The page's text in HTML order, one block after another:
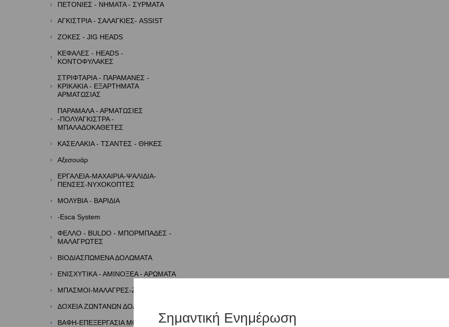
ΠΕΤΟΝΙΕΣ - ΝΗΜΑΤΑ - ΣΥΡΜΑΤΑ
ΑΓΚΙΣΤΡΙΑ - ΣΑΛΑΓΚΙΕΣ- ASSIST
ΖΟΚΕΣ - JIG HEADS
ΚΕΦΑΛΕΣ - HEADS -
ΚΟΝΤΟΦΥΛΑΚΕΣ
ΣΤΡΙΦΤΑΡΙΑ - ΠΑΡΑΜΑΝΕΣ -
ΚΡΙΚΑΚΙΑ - ΕΞΑΡΤΗΜΑΤΑ
ΑΡΜΑΤΩΣΙΑΣ
ΠΑΡΑΜΑΛΑ - ΑΡΜΑΤΩΣΙΕΣ
-ΠΟΛΥΑΓΚΙΣΤΡΑ -
ΜΠΑΛΑΔΟΚΑΘΕΤΕΣ
ΚΑΣΕΛΑΚΙΑ - ΤΣΑΝΤΕΣ - ΘΗΚΕΣ
Αξεσουάρ
ΕΡΓΑΛΕΙΑ-ΜΑΧΑΙΡΙΑ-ΨΑΛΙΔΙΑ-
ΠΕΝΣΕΣ-ΝΥΧΟΚΟΠΤΕΣ
ΜΟΛΥΒΙΑ - ΒΑΡΙΔΙΑ
-Esca System
ΦΕΛΛΟ - BULDO - ΜΠΟΡΜΠΑΔΕΣ -
ΜΑΛΑΓΡΩΤΕΣ
ΒΙΟΔΙΑΣΠΩΜΕΝΑ ΔΟΛΩΜΑΤΑ
ΕΝΙΣΧΥΤΙΚΑ - ΑΜΙΝΟΞΕΑ - ΑΡΩΜΑΤΑ
ΜΠΑΣΜΟΙ-ΜΑΛΑΓΡΕΣ-ΖΥΜΕΣ
ΔΟΧΕΙΑ ΖΩΝΤΑΝΩΝ ΔΟΛΩΜΑΤΩΝ
ΒΑΦΗ-ΕΠΕΞΕΡΓΑΣΙΑ ΜΟΛΥΒΙΩΝΣημαντική Ενημέρωση